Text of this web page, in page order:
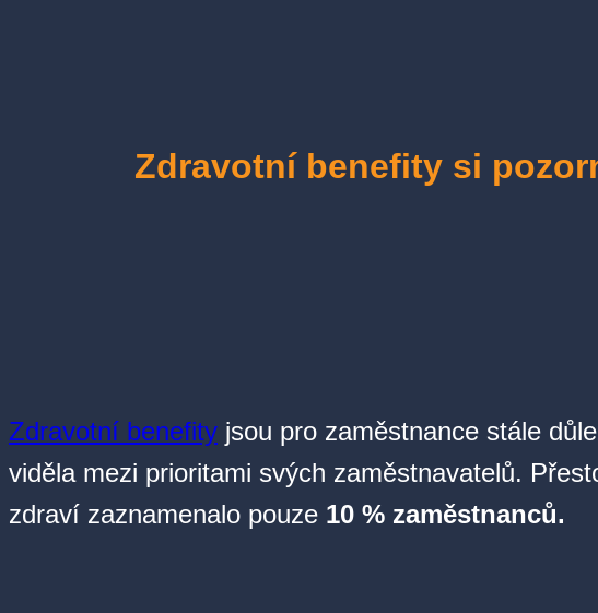
Zdravotní benefity si
Zdravotní benefity jsou pro zaměstnance stále
viděla mezi prioritami svých zaměstnavatelů.
zdraví zaznamenalo pouze 10 % zaměstnanců.